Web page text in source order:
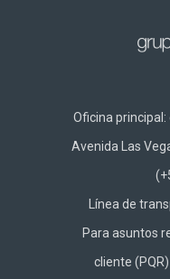
Oficina
Avenida Las
Línea de
Para asuntos
cliente